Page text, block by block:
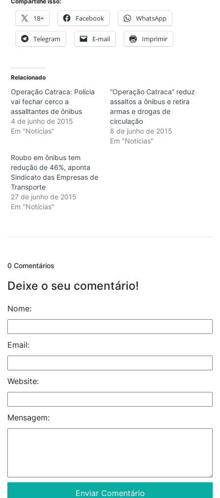
18+ Facebook WhatsApp
Telegram E-mail Imprimir
Relacionado
Operação Catraca: Polícia
vai fechar cerco a
assalltantes de ônibus
4 de junho de 2015
Em "Notícias"
“Operação Catraca” reduz
assaltos a ônibus e retira
armas e drogas de
circulação
8 de junho de 2015
Em "Notícias"
Roubo em ônibus tem
redução de 46%, aponta
Sindicato das Empresas de
Transporte
27 de junho de 2015
Em "Notícias"
0 Comentários
Deixe o seu comentário!
Nome:
Email:
Website:
Mensagem: